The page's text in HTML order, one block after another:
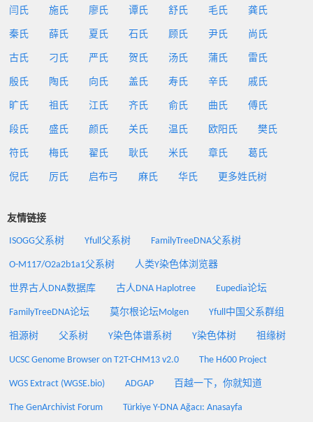
闫氏 施氏 廖氏 谭氏 舒氏 毛氏 龚氏
秦氏 薛氏 夏氏 石氏 顾氏 尹氏 尚氏
古氏 刁氏 严氏 贺氏 汤氏 蒲氏 雷氏
殷氏 陶氏 向氏 盖氏 寿氏 辛氏 戚氏
旷氏 祖氏 江氏 齐氏 俞氏 曲氏 傅氏
段氏 盛氏 颜氏 关氏 温氏 欧阳氏 樊氏
符氏 梅氏 翟氏 耿氏 米氏 章氏 葛氏
倪氏 厉氏 启布弓 麻氏 华氏 更多姓氏树
友情链接
ISOGG父系树 Yfull父系树 FamilyTreeDNA父系树
O-M117/O2a2b1a1父系树 人类Y染色体浏览器
世界古人DNA数据库 古人DNA Haplotree Eupedia论坛
FamilyTreeDNA论坛 莫尔根论坛Molgen Yfull中国父系群组
祖源树 父系树 Y染色体谱系树 Y染色体树 祖缘树
UCSC Genome Browser on T2T-CHM13 v2.0 The H600 Project
WGS Extract (WGSE.bio) ADGAP 百越一下，你就知道
The GenArchivist Forum Türkiye Y-DNA Ağacı: Anasayfa